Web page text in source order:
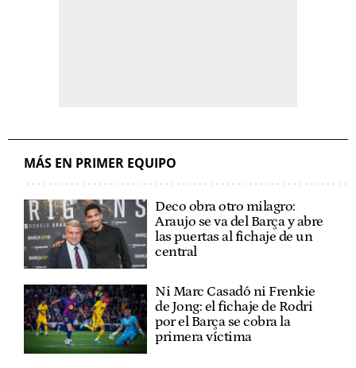
MÁS EN PRIMER EQUIPO
Deco obra otro milagro:
Araujo se va del Barça y abre
las puertas al fichaje de un
central
Ni Marc Casadó ni Frenkie
de Jong: el fichaje de Rodri
por el Barça se cobra la
primera víctima